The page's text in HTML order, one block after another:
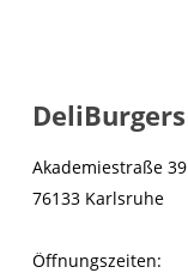
DeliBurgers
Akademiestraße 39
76133 Karlsruhe
Öffnungszeiten: